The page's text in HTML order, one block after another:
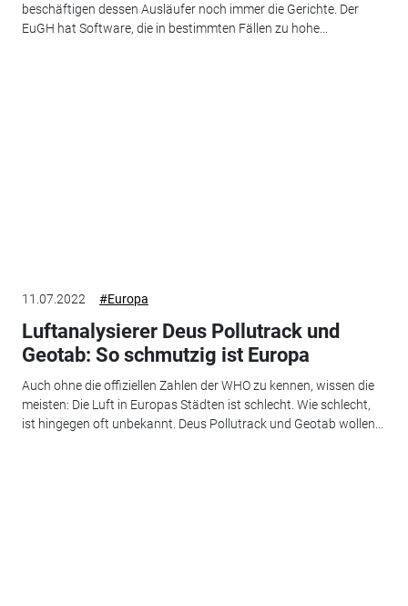
beschäftigen dessen Ausläufer noch immer die Gerichte. Der
EuGH hat Software, die in bestimmten Fällen zu hohe...
11.07.2022 #Europa
Luftanalysierer Deus Pollutrack und
Geotab: So schmutzig ist Europa
Auch ohne die offiziellen Zahlen der WHO zu kennen, wissen die
meisten: Die Luft in Europas Städten ist schlecht. Wie schlecht,
ist hingegen oft unbekannt. Deus Pollutrack und Geotab wollen...